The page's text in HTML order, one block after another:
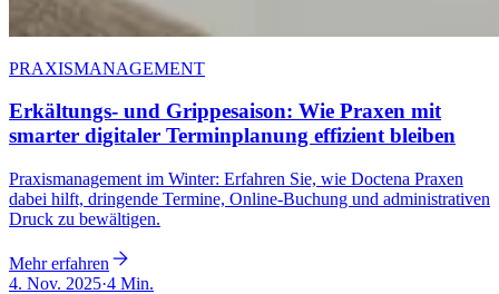
PRAXISMANAGEMENT
Erkältungs- und Grippesaison: Wie Praxen mit
smarter digitaler Terminplanung effizient bleiben
Praxismanagement im Winter: Erfahren Sie, wie Doctena Praxen
dabei hilft, dringende Termine, Online-Buchung und administrativen
Druck zu bewältigen.
Mehr erfahren
4. Nov. 2025·4 Min.